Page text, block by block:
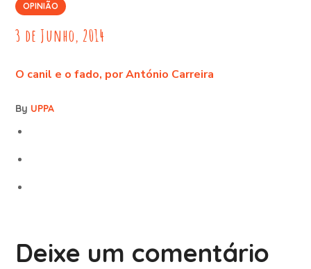
OPINIÃO
3 de Junho, 2014
O canil e o fado, por António Carreira
By UPPA
Deixe um comentário